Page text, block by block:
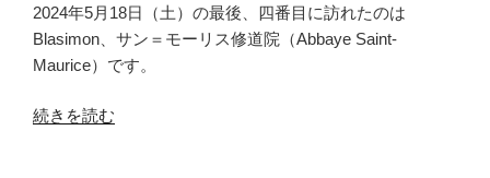
2024年5月18日（土）の最後、四番目に訪れたのは
Blasimon、サン＝モーリス修道院（Abbaye Saint-
Maurice）です。
“ブ
続きを読む